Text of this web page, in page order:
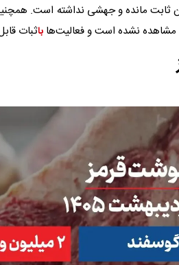
ثابت مانده و جهشی نداشته است.
نشده است و فعالیت‌ها باثبات